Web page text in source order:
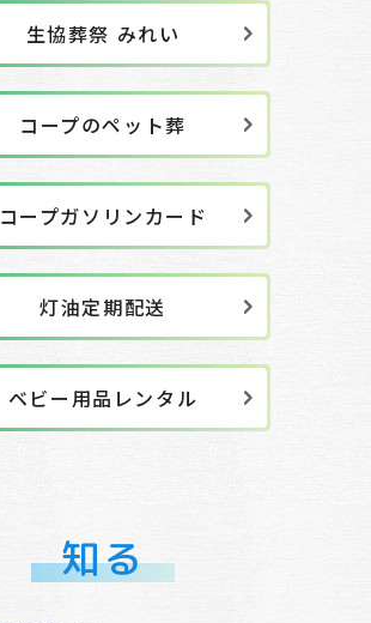
生協葬祭 みれい
コープのペット葬
コープガソリンカード
灯油定期配送
ベビー用品レンタル
知る